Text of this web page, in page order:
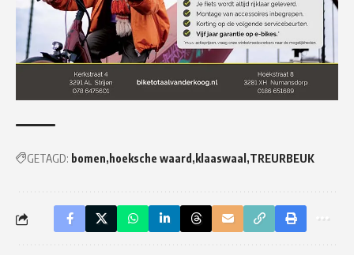
GETAGD: bomen hoeksche waard klaaswaal TREURBEUK